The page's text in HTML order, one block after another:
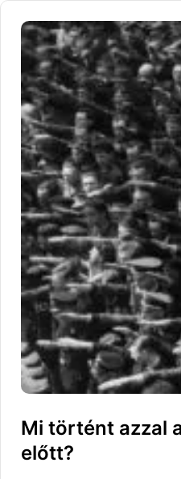
Mi történt azzal
előtt?